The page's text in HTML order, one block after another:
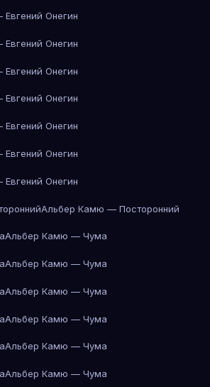
Онегин
Онегин
Онегин
Онегин
Онегин
Онегин
Онегин
Альбер Камю — Посторонний
Альбер Камю — Чума
Альбер Камю — Чума
Альбер Камю — Чума
Альбер Камю — Чума
Альбер Камю — Чума
Альбер Камю — Чума